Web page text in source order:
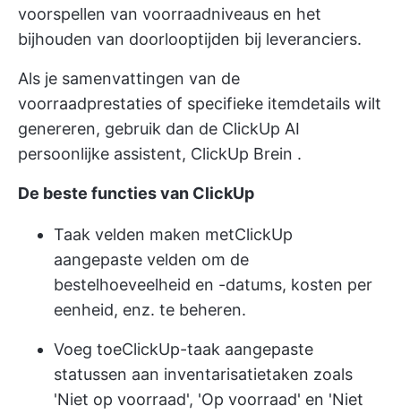
voorspellen van voorraadniveaus en het
bijhouden van doorlooptijden bij leveranciers.
Als je samenvattingen van de
voorraadprestaties of specifieke itemdetails wilt
genereren, gebruik dan de ClickUp AI
persoonlijke assistent, ClickUp Brein .
De beste functies van ClickUp
Taak velden maken metClickUp
aangepaste velden om de
bestelhoeveelheid en -datums, kosten per
eenheid, enz. te beheren.
Voeg toeClickUp-taak aangepaste
statussen aan inventarisatietaken zoals
'Niet op voorraad', 'Op voorraad' en 'Niet